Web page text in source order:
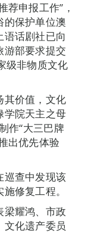
申报工作”，
的保护单位澳
话剧社已向
游部要求提交
级非物质文化
其价值，文化
学院天主之母
作“大三巴牌
出优先体验
巡查中发现该
修复工程。
梁耀鸿、市政
化遗产委员